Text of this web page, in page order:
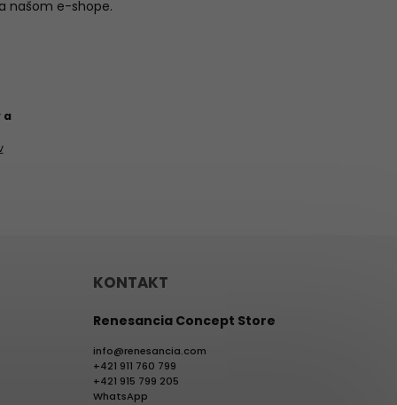
našom e-shope.
a
KONTAKT
Renesancia Concept Store
info@renesancia.com
+421 911 760 799
+421 915 799 205
WhatsApp